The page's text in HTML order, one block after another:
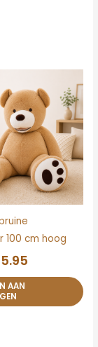
100 cm hoog
prijs
is:
€45.95.
AAN